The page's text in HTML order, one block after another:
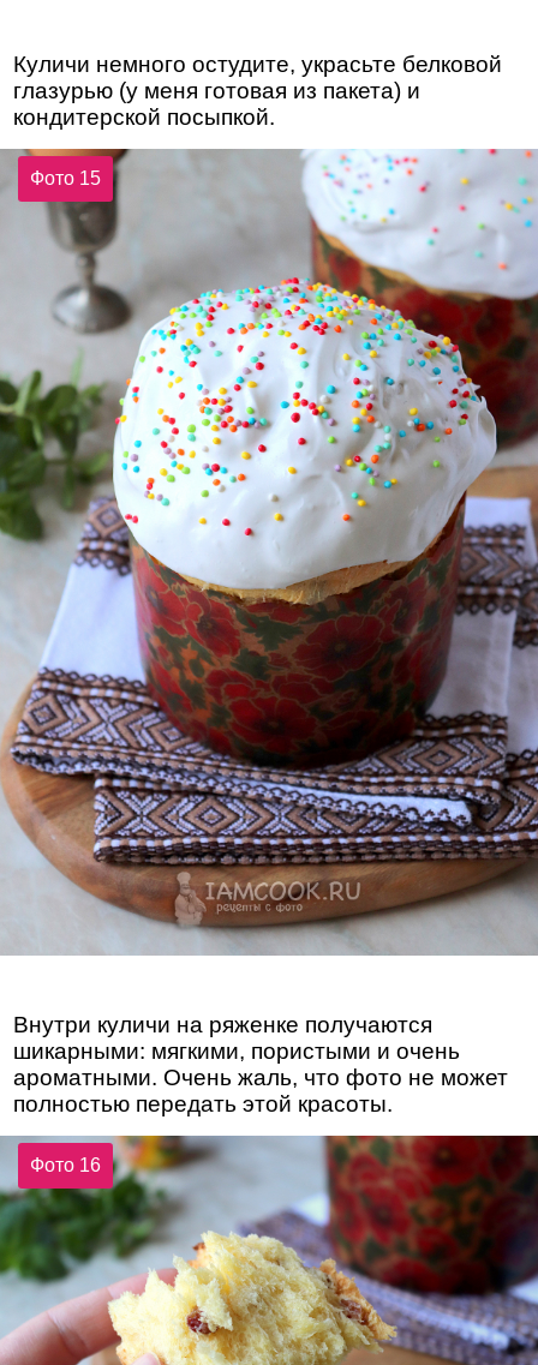
Куличи немного остудите, украсьте белковой
глазурью (у меня готовая из пакета) и
кондитерской посыпкой.
Фото 15
Внутри куличи на ряженке получаются
шикарными: мягкими, пористыми и очень
ароматными. Очень жаль, что фото не может
полностью передать этой красоты.
Фото 16